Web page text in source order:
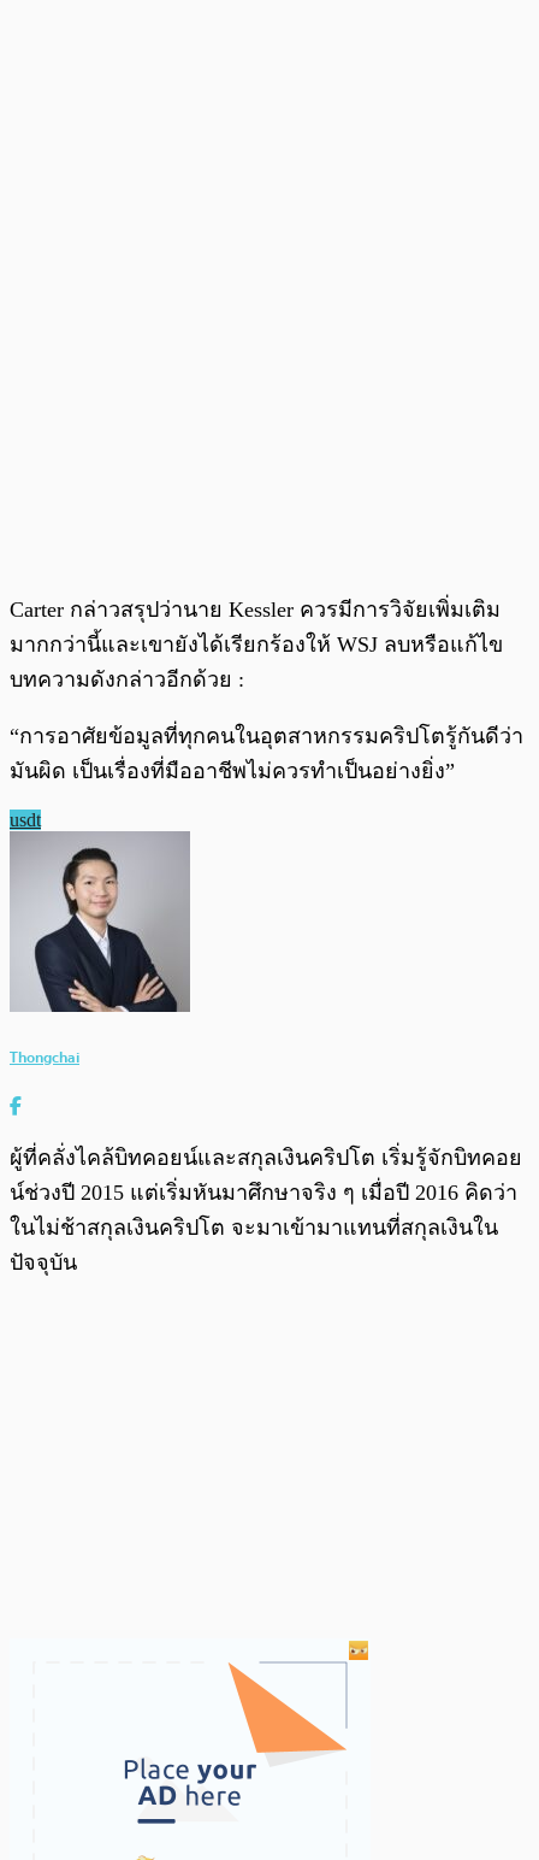
Carter กล่าวสรุปว่านาย Kessler ควรมีการวิจัยเพิ่มเติม
มากกว่านี้และเขายังได้เรียกร้องให้ WSJ ลบหรือแก้ไข
บทความดังกล่าวอีกด้วย :
“การอาศัยข้อมูลที่ทุกคนในอุตสาหกรรมคริปโตรู้กันดีว่า
มันผิด เป็นเรื่องที่มืออาชีพไม่ควรทำเป็นอย่างยิ่ง”
usdt
Thongchai
ผู้ที่คลั่งไคล้บิทคอยน์และสกุลเงินคริปโต เริ่มรู้จักบิทคอย
น์ช่วงปี 2015 แต่เริ่มหันมาศึกษาจริง ๆ เมื่อปี 2016 คิดว่า
ในไม่ช้าสกุลเงินคริปโต จะมาเข้ามาแทนที่สกุลเงินใน
ปัจจุบัน